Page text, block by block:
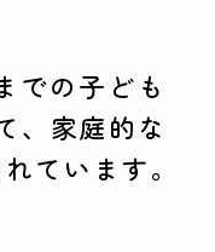
での子ども
、家庭的な
ています。